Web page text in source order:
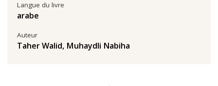
Langue du livre
arabe
Auteur
Taher Walid, Muhaydli Nabiha